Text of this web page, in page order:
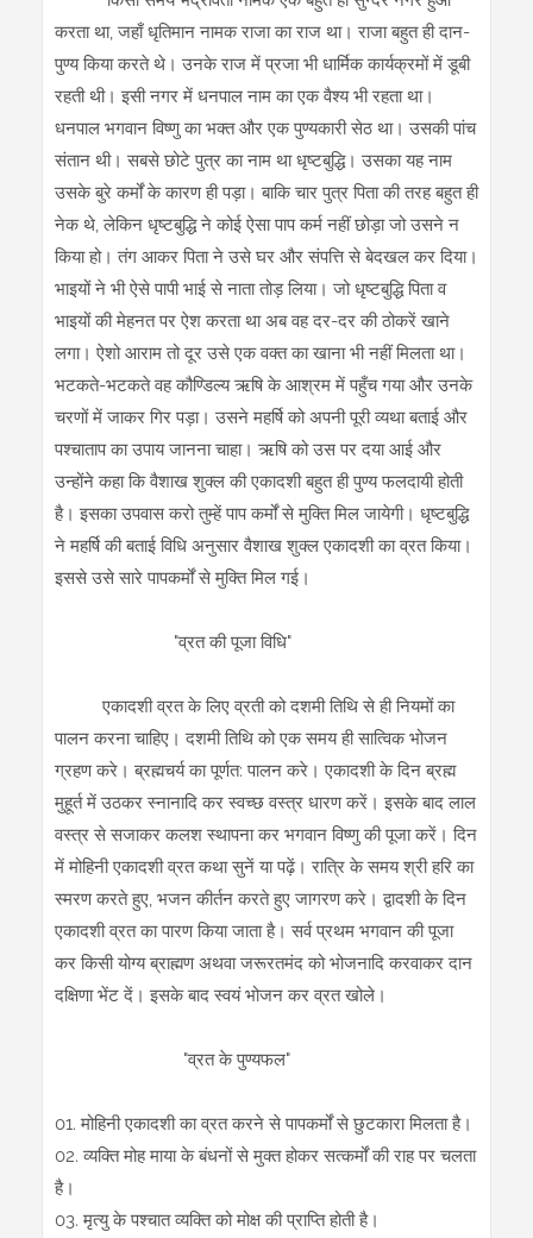
करता था, जहाँ धृतिमान नामक राजा का राज था। राजा बहुत ही दान-
पुण्य किया करते थे। उनके राज में प्रजा भी धार्मिक कार्यक्रमों में डूबी
रहती थी। इसी नगर में धनपाल नाम का एक वैश्य भी रहता था।
धनपाल भगवान विष्णु का भक्त और एक पुण्यकारी सेठ था। उसकी पांच
संतान थी। सबसे छोटे पुत्र का नाम था धृष्टबुद्धि। उसका यह नाम
उसके बुरे कर्मों के कारण ही पड़ा। बाकि चार पुत्र पिता की तरह बहुत ही
नेक थे, लेकिन धृष्टबुद्धि ने कोई ऐसा पाप कर्म नहीं छोड़ा जो उसने न
किया हो। तंग आकर पिता ने उसे घर और संपत्ति से बेदखल कर दिया।
भाइयों ने भी ऐसे पापी भाई से नाता तोड़ लिया। जो धृष्टबुद्धि पिता व
भाइयों की मेहनत पर ऐश करता था अब वह दर-दर की ठोकरें खाने
लगा। ऐशो आराम तो दूर उसे एक वक्त का खाना भी नहीं मिलता था।
भटकते-भटकते वह कौण्डिल्य ऋषि के आश्रम में पहुँच गया और उनके
चरणों में जाकर गिर पड़ा। उसने महर्षि को अपनी पूरी व्यथा बताई और
पश्चाताप का उपाय जानना चाहा। ऋषि को उस पर दया आई और
उन्होंने कहा कि वैशाख शुक्ल की एकादशी बहुत ही पुण्य फलदायी होती
है। इसका उपवास करो तुम्हें पाप कर्मों से मुक्ति मिल जायेगी। धृष्टबुद्धि
ने महर्षि की बताई विधि अनुसार वैशाख शुक्ल एकादशी का व्रत किया।
इससे उसे सारे पापकर्मों से मुक्ति मिल गई।
"व्रत की पूजा विधि"
एकादशी व्रत के लिए व्रती को दशमी तिथि से ही नियमों का
पालन करना चाहिए। दशमी तिथि को एक समय ही सात्विक भोजन
ग्रहण करे। ब्रह्मचर्य का पूर्णत: पालन करे। एकादशी के दिन ब्रह्म
मुहूर्त में उठकर स्नानादि कर स्वच्छ वस्त्र धारण करें। इसके बाद लाल
वस्त्र से सजाकर कलश स्थापना कर भगवान विष्णु की पूजा करें। दिन
में मोहिनी एकादशी व्रत कथा सुनें या पढ़ें। रात्रि के समय श्री हरि का
स्मरण करते हुए, भजन कीर्तन करते हुए जागरण करे। द्वादशी के दिन
एकादशी व्रत का पारण किया जाता है। सर्व प्रथम भगवान की पूजा
कर किसी योग्य ब्राह्मण अथवा जरूरतमंद को भोजनादि करवाकर दान
दक्षिणा भेंट दें। इसके बाद स्वयं भोजन कर व्रत खोले।
"व्रत के पुण्यफल"
01. मोहिनी एकादशी का व्रत करने से पापकर्मों से छुटकारा मिलता है।
02. व्यक्ति मोह माया के बंधनों से मुक्त होकर सत्कर्मों की राह पर चलता
है।
03. मृत्यु के पश्चात व्यक्ति को मोक्ष की प्राप्ति होती है।